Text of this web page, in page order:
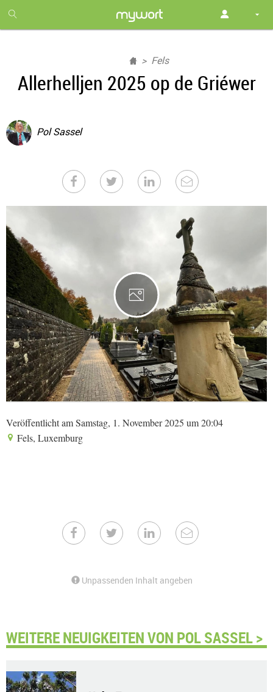
month
free
Fels
Allerhelljen 2025 op de Griéwer
Pol Sassel
4
Veröffentlicht am Samstag, 1. November 2025 um 20:04
Fels, Luxemburg
Unpassenden Inhalt angeben
WEITERE NEUIGKEITEN VON POL SASSEL >